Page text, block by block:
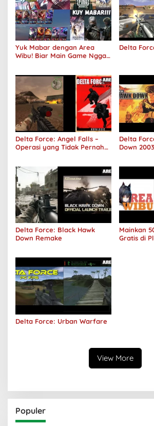
Yuk Mabar dengan Area
Wibu! Biar Main Game Nggak
Delta
Delta Force: Angel Falls –
Operasi yang Tidak Pernah
Delta
Down 2003
Delta Force: Black Hawk
Down Remake
Mainkan
Gratis di
Delta Force: Urban Warfare
View More
Populer